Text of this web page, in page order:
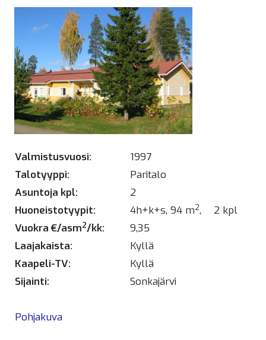
Valmistusvuosi:
1997
Talotyyppi:
Paritalo
Asuntoja kpl:
2
Huoneistotyypit:
4h+k+s, 94 m2,
2 kpl
Vuokra €/asm2/kk:
9,35
Laajakaista:
Kyllä
Kaapeli-TV:
Kyllä
Sijainti:
Sonkajärvi
Pohjakuva